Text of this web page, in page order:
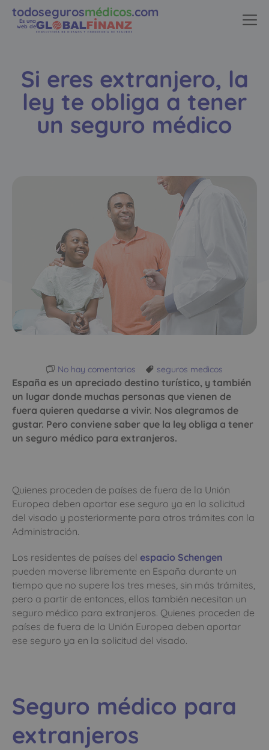
todosegurosmédicos.com
Es una
web de
Si eres extranjero, la
ley te obliga a tener
un seguro médico
No hay comentarios seguros medicos
España es un apreciado destino turístico, y también
un lugar donde muchas personas que vienen de
fuera quieren quedarse a vivir. Nos alegramos de
gustar. Pero conviene saber que la ley obliga a tener
un seguro médico para extranjeros.
Quienes proceden de países de fuera de la Unión
Europea deben aportar ese seguro ya en la solicitud
del visado y posteriormente para otros trámites con la
Administración.
Los residentes de países del espacio Schengen
pueden moverse libremente en España durante un
tiempo que no supere los tres meses, sin más trámites,
pero a partir de entonces, ellos también necesitan un
seguro médico para extranjeros. Quienes proceden de
países de fuera de la Unión Europea deben aportar
ese seguro ya en la solicitud del visado.
Seguro médico para
extranjeros